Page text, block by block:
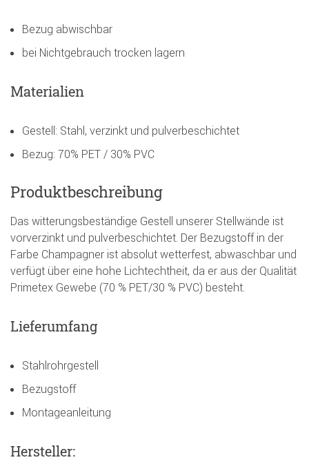
Bezug abwischbar
bei Nichtgebrauch trocken lagern
Materialien
Gestell: Stahl, verzinkt und pulverbeschichtet
Bezug: 70% PET / 30% PVC
Produktbeschreibung
Das witterungsbeständige Gestell unserer Stellwände ist
vorverzinkt und pulverbeschichtet. Der Bezugstoff in der
Farbe Champagner ist absolut wetterfest, abwaschbar und
verfügt über eine hohe Lichtechtheit, da er aus der Qualität
Primetex Gewebe (70 % PET/30 % PVC) besteht.
Lieferumfang
Stahlrohrgestell
Bezugstoff
Montageanleitung
Hersteller: